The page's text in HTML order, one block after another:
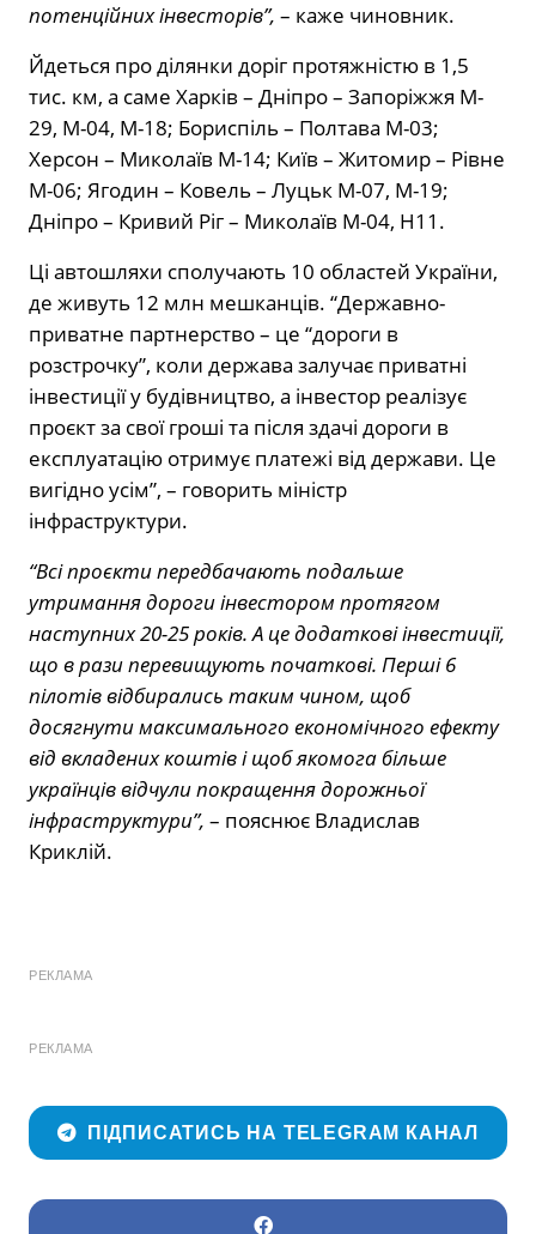
потенційних інвесторів”, – каже чиновник.
Йдеться про ділянки доріг протяжністю в 1,5
тис. км, а саме Харків – Дніпро – Запоріжжя M-
29, M-04, M-18; Бориспіль – Полтава М-03;
Херсон – Миколаїв М-14; Київ – Житомир – Рівне
М-06; Ягодин – Ковель – Луцьк М-07, М-19;
Дніпро – Кривий Ріг – Миколаїв M-04, H11.
Ці автошляхи сполучають 10 областей України,
де живуть 12 млн мешканців. “Державно-
приватне партнерство – це “дороги в
розстрочку”, коли держава залучає приватні
інвестиції у будівництво, а інвестор реалізує
проєкт за свої гроші та після здачі дороги в
експлуатацію отримує платежі від держави. Це
вигідно усім”, – говорить міністр
інфраструктури.
“Всі проєкти передбачають подальше
утримання дороги інвестором протягом
наступних 20-25 років. А це додаткові інвестиції,
що в рази перевищують початкові. Перші 6
пілотів відбирались таким чином, щоб
досягнути максимального економічного ефекту
від вкладених коштів і щоб якомога більше
українців відчули покращення дорожньої
інфраструктури”, – пояснює Владислав
Криклій.
РЕКЛАМА
РЕКЛАМА
ПІДПИСАТИСЬ НА TELEGRAM КАНАЛ